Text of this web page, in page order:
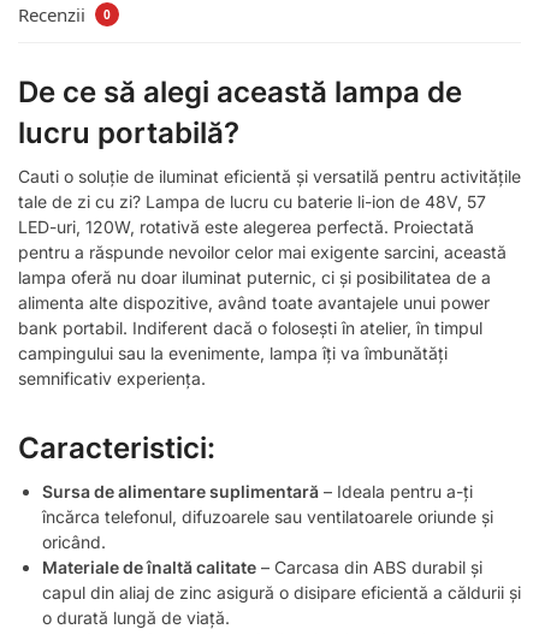
Recenzii 0
De ce să alegi această lampa de
lucru portabilă?
Cauti o soluție de iluminat eficientă și versatilă pentru activitățile
tale de zi cu zi? Lampa de lucru cu baterie li-ion de 48V, 57
LED-uri, 120W, rotativă este alegerea perfectă. Proiectată
pentru a răspunde nevoilor celor mai exigente sarcini, această
lampa oferă nu doar iluminat puternic, ci și posibilitatea de a
alimenta alte dispozitive, având toate avantajele unui power
bank portabil. Indiferent dacă o folosești în atelier, în timpul
campingului sau la evenimente, lampa îți va îmbunătăți
semnificativ experiența.
Caracteristici:
Sursa de alimentare suplimentară – Ideala pentru a-ți
încărca telefonul, difuzoarele sau ventilatoarele oriunde și
oricând.
Materiale de înaltă calitate – Carcasa din ABS durabil și
capul din aliaj de zinc asigură o disipare eficientă a căldurii și
o durată lungă de viață.